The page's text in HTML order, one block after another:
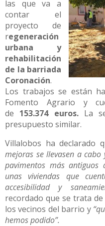
las que va a
contar el
proyecto de
regeneración
urbana y
rehabilitación
de la barriada
Coronación.
Los trabajos se están
Fomento Agrario y
de 153.374 euros.La
presupuesto similar.
Villalobos ha declarado
mejoras se llevasen a
pavimentos más
unas viviendas que
accesibilidad y
recordado que se trata
los vecinos del barrio y
hemos podido”.